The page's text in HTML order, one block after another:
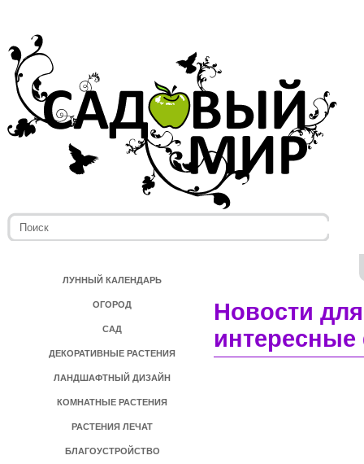
ЛУННЫЙ КАЛЕНДАРЬ
ОГОРОД
САД
ДЕКОРАТИВНЫЕ РАСТЕНИЯ
ЛАНДШАФТНЫЙ ДИЗАЙН
КОМНАТНЫЕ РАСТЕНИЯ
РАСТЕНИЯ ЛЕЧАТ
БЛАГОУСТРОЙСТВО
Новости